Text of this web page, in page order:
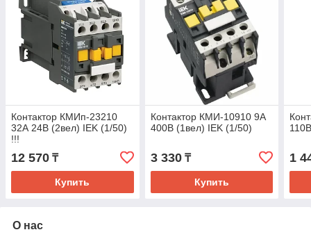
Контактор КМИп-23210
32А 24В (2вел) IEK (1/50)
!!!
12 570 ₸
Купить
Контактор КМИ-10910 9А
400В (1вел) IEK (1/50)
3 330₸
Купить
1
О нас